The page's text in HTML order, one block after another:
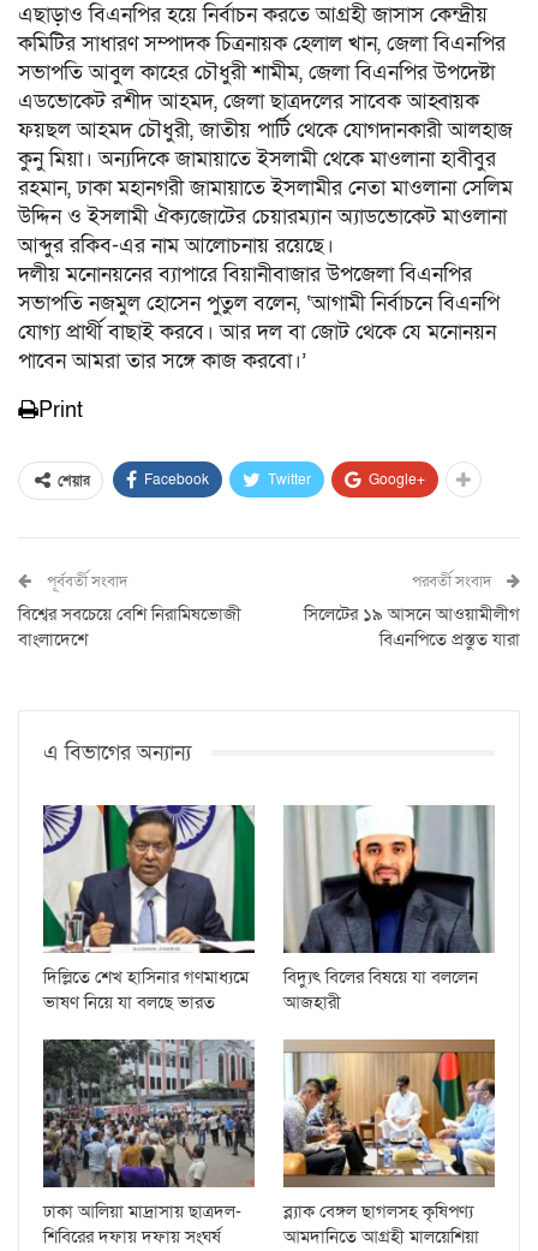
এছাড়াও বিএনপির হয়ে নির্বাচন করতে আগ্রহী জাসাস কেন্দ্রীয়
কমিটির সাধারণ সম্পাদক চিত্রনায়ক হেলাল খান, জেলা বিএনপির
সভাপতি আবুল কাহের চৌধুরী শামীম, জেলা বিএনপির উপদেষ্টা
এডভোকেট রশীদ আহমদ, জেলা ছাত্রদলের সাবেক আহ্বায়ক
ফয়ছল আহমদ চৌধুরী, জাতীয় পার্টি থেকে যোগদানকারী আলহাজ
কুনু মিয়া। অন্যদিকে জামায়াতে ইসলামী থেকে মাওলানা হাবীবুর
রহমান, ঢাকা মহানগরী জামায়াতে ইসলামীর নেতা মাওলানা সেলিম
উদ্দিন ও ইসলামী ঐক্যজোটের চেয়ারম্যান অ্যাডভোকেট মাওলানা
আব্দুর রকিব-এর নাম আলোচনায় রয়েছে।
দলীয় মনোনয়নের ব্যাপারে বিয়ানীবাজার উপজেলা বিএনপির
সভাপতি নজমুল হোসেন পুতুল বলেন, ‘আগামী নির্বাচনে বিএনপি
যোগ্য প্রার্থী বাছাই করবে। আর দল বা জোট থেকে যে মনোনয়ন
পাবেন আমরা তার সঙ্গে কাজ করবো।’
Print
শেয়ার Facebook Twitter Google+
পূর্ববর্তী সংবাদ
বিশ্বের সবচেয়ে বেশি নিরামিষভোজী
বাংলাদেশে
পরবর্তী সংবাদ
সিলেটের ১৯ আসনে আওয়ামীলীগ
বিএনপিতে প্রস্তুত যারা
এ বিভাগের অন্যান্য
দিল্লিতে শেখ হাসিনার গণমাধ্যমে
ভাষণ নিয়ে যা বলছে ভারত
বিদ্যুৎ বিলের বিষয়ে যা বললেন
আজহারী
ঢাকা আলিয়া মাদ্রাসায় ছাত্রদল-
শিবিরের দফায় দফায় সংঘর্ষ
ব্ল্যাক বেঙ্গল ছাগলসহ কৃষিপণ্য
আমদানিতে আগ্রহী মালয়েশিয়া